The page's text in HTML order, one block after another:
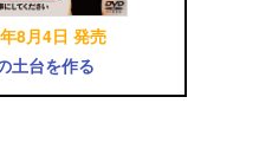
8月4日 発売
土台を作る